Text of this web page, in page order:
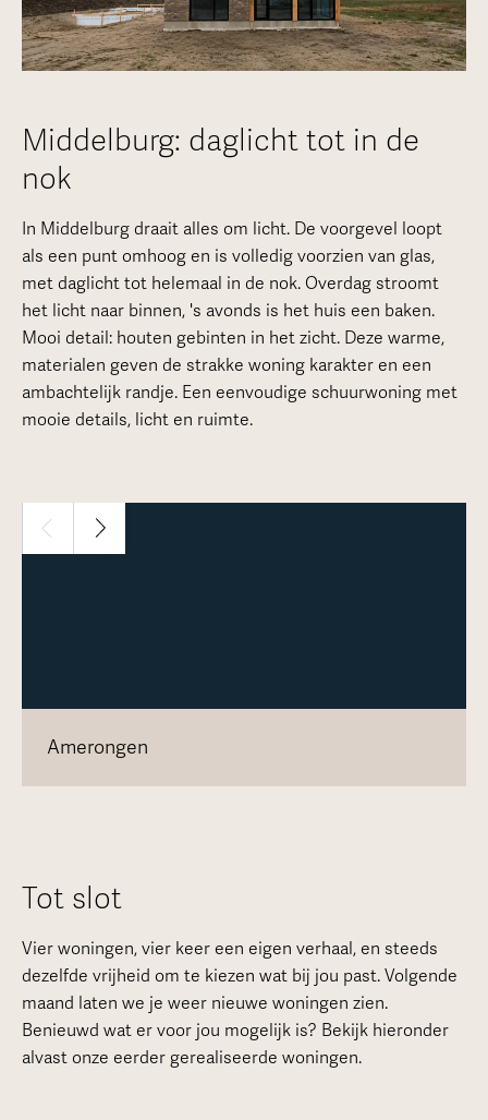
Middelburg: daglicht tot in de
nok
In Middelburg draait alles om licht. De voorgevel loopt
als een punt omhoog en is volledig voorzien van glas,
met daglicht tot helemaal in de nok. Overdag stroomt
het licht naar binnen, 's avonds is het huis een baken.
Mooi detail: houten gebinten in het zicht. Deze warme,
materialen geven de strakke woning karakter en een
ambachtelijk randje. Een eenvoudige schuurwoning met
mooie details, licht en ruimte.
Amerongen
Tot slot
Vier woningen, vier keer een eigen verhaal, en steeds
dezelfde vrijheid om te kiezen wat bij jou past. Volgende
maand laten we je weer nieuwe woningen zien.
Benieuwd wat er voor jou mogelijk is? Bekijk hieronder
alvast onze eerder gerealiseerde woningen.